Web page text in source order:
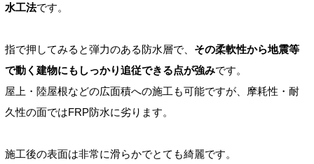
水工法です。
指で押してみると弾力のある防水層で、 その柔軟性から地震等
で動く建物にもしっかり追従できる点が強みです。
屋上・陸屋根などの広面積への施工も可能ですが、摩耗性・耐
久性の面ではFRP防水に劣ります。
施工後の表面は非常に滑らかでとても綺麗です。